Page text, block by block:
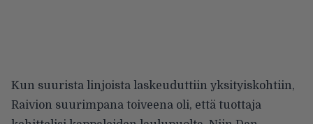
Kun suurista linjoista laskeuduttiin yksityiskohtiin,
Raivion suurimpana toiveena oli, että tuottaja